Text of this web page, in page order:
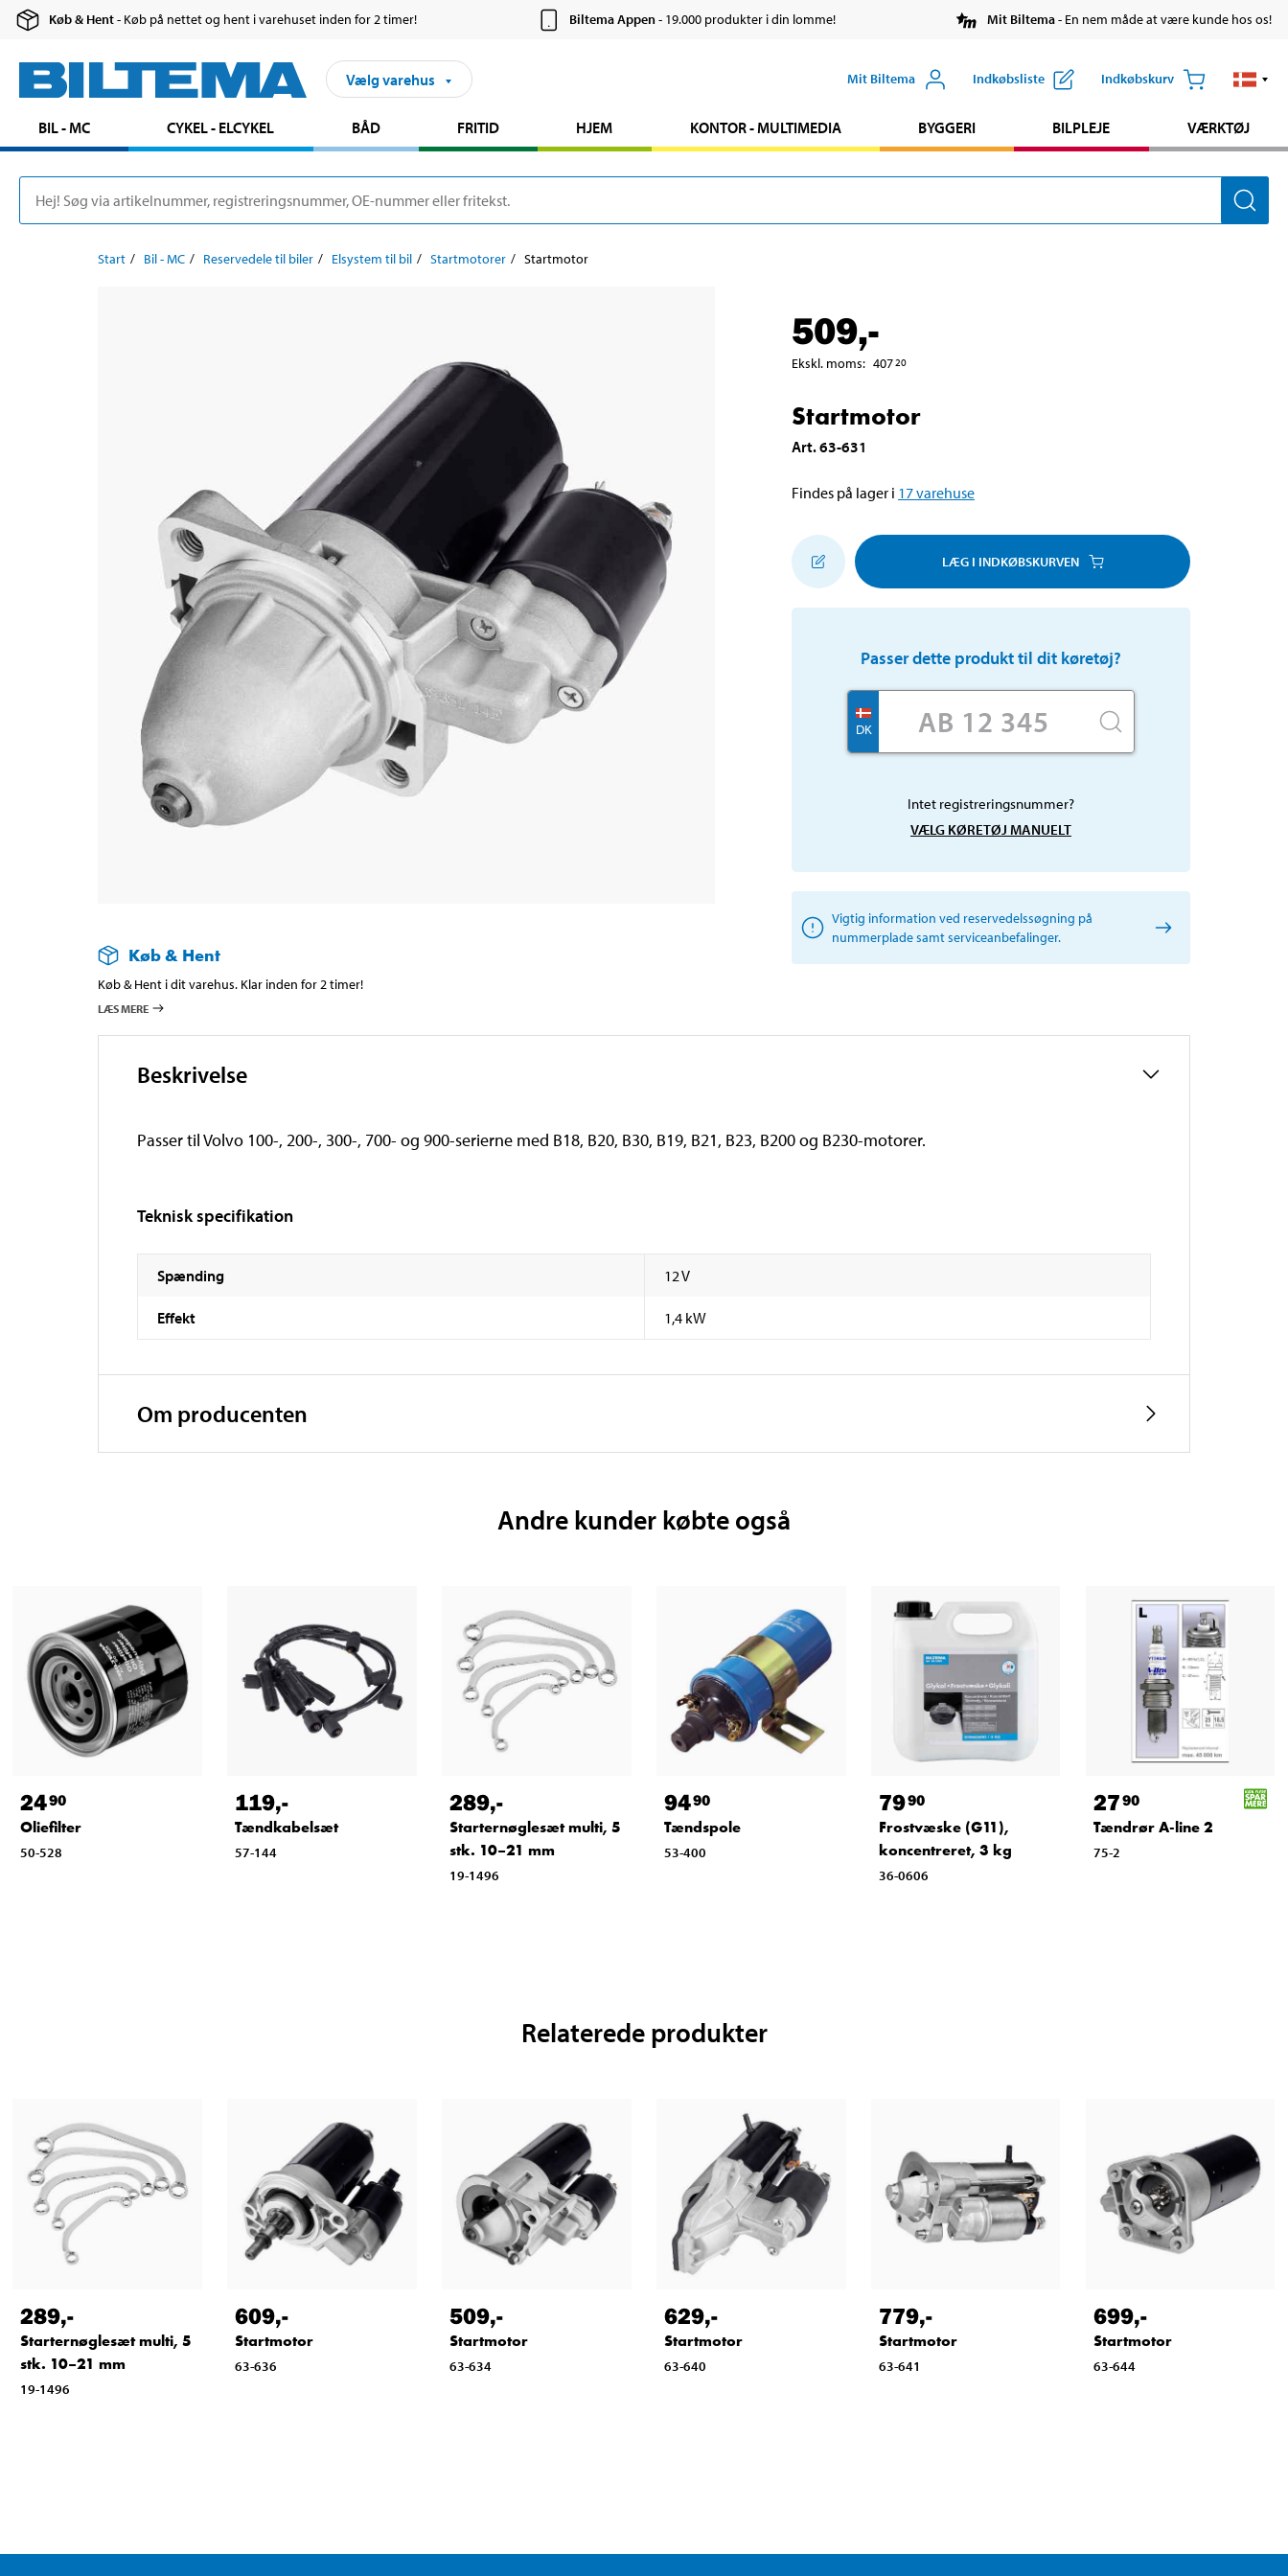
Køb & Hent- Køb på nettet og hent i varehuset inden for 2 timer! Biltema Appen- 19.000 produkter i din lomme! Mit Biltema- En nem måde at være kunde hos os!
Vælg varehus Mit Biltema Indkøbsliste Indkøbskurv
BIL - MC CYKEL - ELCYKEL BÅD FRITID HJEM KONTOR - MULTIMEDIA BYGGERI BILPLEJE VÆRKTØJ
Start Bil - MC Reservedele til biler Elsystem til bil Startmotorer Startmotor
Køb & Hent
Køb & Hent i dit varehus. Klar inden for 2 timer!
LÆS MERE
509,-
Ekskl. moms: 407 20
Startmotor
Art.63-631
Findes på lager i 17varehuse
LÆG I INDKØBSKURVEN
Passer dette produkt til dit køretøj?
DK
Intet registreringsnummer?
VÆLG KØRETØJ MANUELT
Vigtig information ved reservedelssøgning på
nummerplade samt serviceanbefalinger.
Beskrivelse
Passer til Volvo 100-, 200-, 300-, 700- og 900-serierne med B18, B20, B30, B19, B21, B23, B200 og B230-motorer.
Teknisk specifikation
Spænding 12 V
Effekt 1,4 kW
Om producenten
Andre kunder købte også
2490
Oliefilter
50-528
119,-
Tændkabelsæt
57-144
289,-
Starternøglesæt multi, 5
stk. 10–21 mm
19-1496
9490
Tændspole
53-400
7990
Frostvæske (G11),
koncentreret, 3 kg
36-0606
2790
Tændrør A-line 2
75-2
Relaterede produkter
289,-
Starternøglesæt multi, 5
stk. 10–21 mm
19-1496
609,-
Startmotor
63-636
509,-
Startmotor
63-634
629,-
Startmotor
63-640
779,-
Startmotor
63-641
699,-
Startmotor
63-644